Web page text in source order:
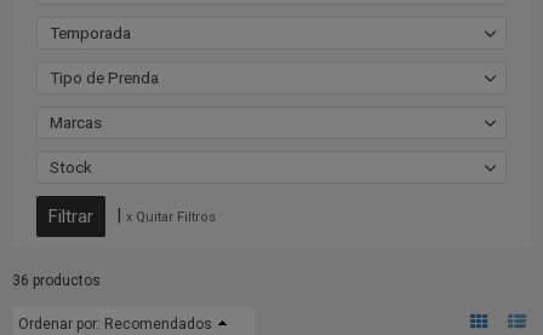
Temporada
Tipo de Prenda
Marcas
Stock
| x Quitar Filtros
36 productos
Ordenar por: Recomendados